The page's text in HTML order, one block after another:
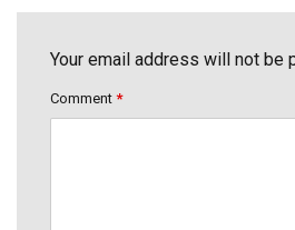
Your email address will not be
Comment *